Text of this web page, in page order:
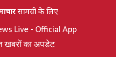
सामग्री के लिए
Live - Official App
खबरों का अपडेट